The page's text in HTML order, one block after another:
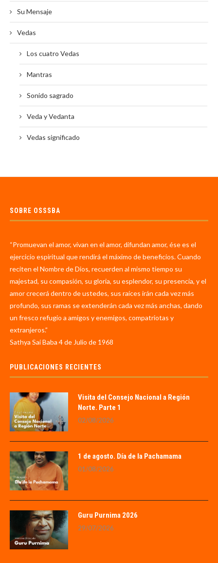
Su Mensaje
Vedas
Los cuatro Vedas
Mantras
Sonido sagrado
Veda y Vedanta
Vedas significado
SOBRE OSSSBA
“Promuevan el amor, vivan en el amor, difundan amor, ése es el
ejercicio espiritual que rendirá el máximo de beneficios. Cuando
reciten el Nombre de Dios, recuerden al mismo tiempo su
majestad, su compasión, su gloria, su esplendor, su presencia, y el
amor crecerá dentro de ustedes, sus raíces irán cada vez más
profundo, sus ramas se extenderán cada vez más anchas, dando
un fresco refugio a amigos y enemigos, compatriotas y
extranjeros.”
Sathya Sai Baba 4 de Julio de 1968
PUBLICACIONES RECIENTES
Visita del Consejo Nacional a Región
Norte. Parte 1
02/08/2026
1 de agosto. Día de la Pachamama
01/08/2026
Guru Purnima 2026
29/07/2026